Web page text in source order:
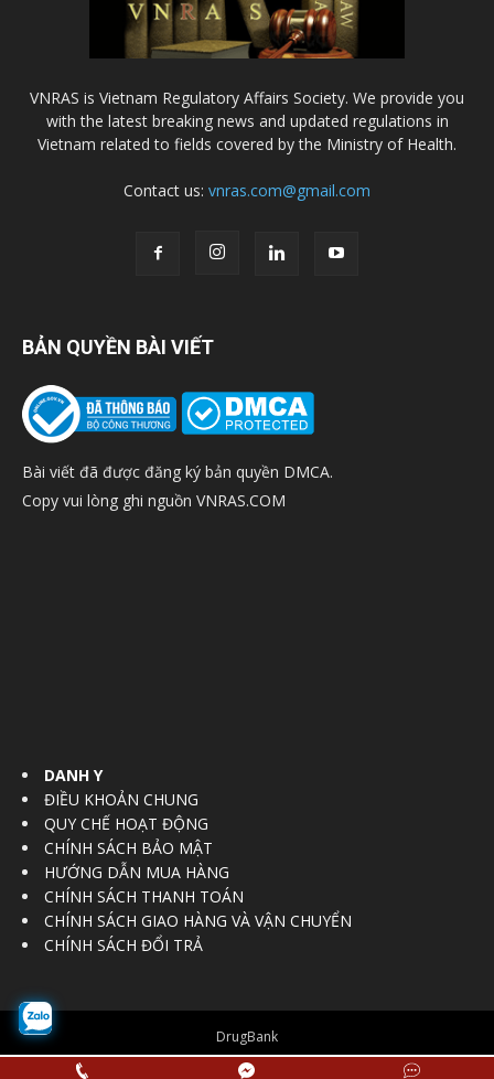
VNRAS is Vietnam Regulatory Affairs Society. We provide you
with the latest breaking news and updated regulations in
Vietnam related to fields covered by the Ministry of Health.
Contact us: vnras.com@gmail.com
BẢN QUYỀN BÀI VIẾT
Bài viết đã được đăng ký bản quyền DMCA.
Copy vui lòng ghi nguồn VNRAS.COM
DANH Y
ĐIỀU KHOẢN CHUNG
QUY CHẾ HOẠT ĐỘNG
CHÍNH SÁCH BẢO MẬT
HƯỚNG DẪN MUA HÀNG
CHÍNH SÁCH THANH TOÁN
CHÍNH SÁCH GIAO HÀNG VÀ VẬN CHUYỂN
CHÍNH SÁCH ĐỔI TRẢ
DrugBank
© Copyright 2016 - 2017 Vietnam Regulatory Affairs Society